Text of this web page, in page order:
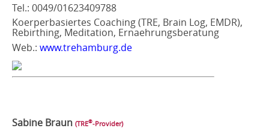
Tel.: 0049/01623409788
Koerperbasiertes Coaching (TRE, Brain Log, EMDR),
Rebirthing, Meditation, Ernaehrungsberatung
Web.: www.trehamburg.de
Sabine Braun (TRE®‑Provider)